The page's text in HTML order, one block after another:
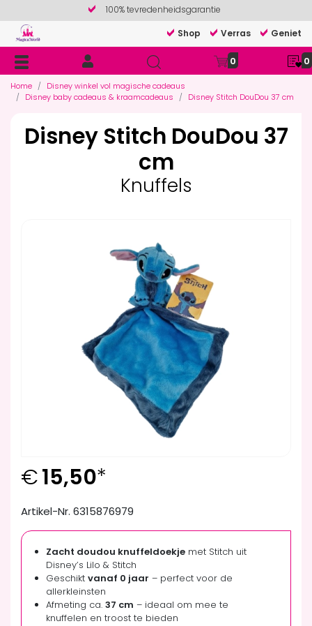
100% tevredenheidsgarantie
Shop
Verras Geniet
0 0
Home
Disney winkel vol magische cadeaus
Disney baby cadeaus & kraamcadeaus
Disney Stitch DouDou 37 cm
Disney Stitch DouDou 37
cm
Knuffels
€15,50*
Artikel-Nr. 6315876979
Zacht doudou knuffeldoekje met Stitch uit
Disney’s Lilo & Stitch
Geschikt vanaf 0 jaar – perfect voor de
allerkleinsten
Afmeting ca. 37 cm – ideaal om mee te
knuffelen en troost te bieden